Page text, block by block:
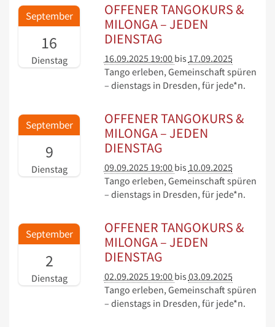
September
16
Dienstag
OFFENER TANGOKURS &
MILONGA – JEDEN
DIENSTAG
16.09.2025 19:00 bis 17.09.2025
Tango erleben, Gemeinschaft spüren
– dienstags in Dresden, für jede*n.
September
9
Dienstag
OFFENER TANGOKURS &
MILONGA – JEDEN
DIENSTAG
09.09.2025 19:00 bis 10.09.2025
Tango erleben, Gemeinschaft spüren
– dienstags in Dresden, für jede*n.
September
2
Dienstag
OFFENER TANGOKURS &
MILONGA – JEDEN
DIENSTAG
02.09.2025 19:00 bis 03.09.2025
Tango erleben, Gemeinschaft spüren
– dienstags in Dresden, für jede*n.